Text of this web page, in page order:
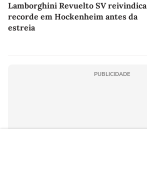
Lamborghini Revuelto SV reivindica
recorde em Hockenheim antes da
estreia
PUBLICIDADE